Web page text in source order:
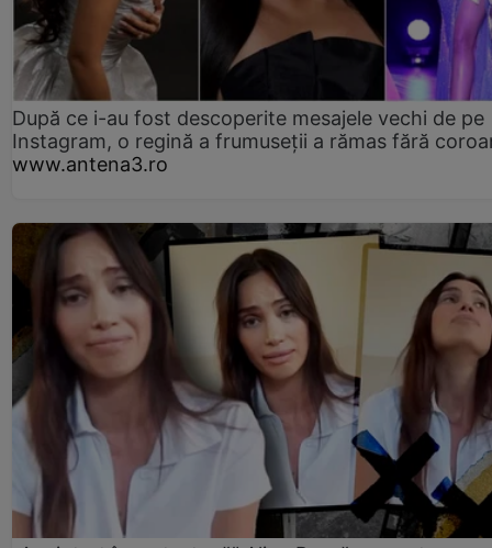
După ce i-au fost descoperite mesajele vechi de pe
Instagram, o regină a frumuseții a rămas fără
www.antena3.ro